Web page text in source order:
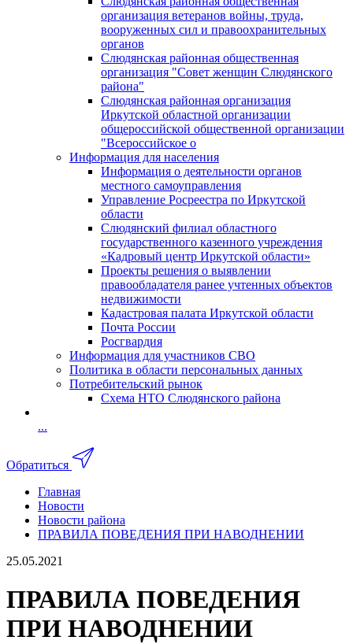
организация ветеранов войны, труда,
вооруженных сил и правоохранительных
органов
Слюдянская районная общественная
организация "Совет женщин Слюдянского
района"
Слюдянская районная организация
Иркутской областной организации
общероссийской общественной организации
"Всероссийское о
Информация для населения
Информация о деятельности органов
местного самоуправления
Управление Росреестра по Иркутской
области
Слюдянский филиал областного
государственного казенного учреждения
«Кадровый центр Иркутской области»
Проекты решения о выявлении
правообладателя ранее учтенных объектов
недвижимости
Кадастровая палата Иркутской области
Почта России
Росгвардия
Информация для участников СВО
Политика в области персональных данных
Потребительский рынок
Схема НТО Слюдянского района
...
Обратиться
Главная
Новости
Новости района
ПРАВИЛА ПОВЕДЕНИЯ ПРИ НАВОДНЕНИИ
25.05.2021
ПРАВИЛА ПОВЕДЕНИЯ
ПРИ НАВОДНЕНИИ